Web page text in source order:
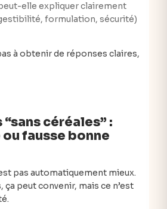
elle expliquer clairement
formulation, sécurité)
à obtenir de réponses claires,
céréales” :
fausse bonne
pas automatiquement mieux.
ça peut convenir, mais ce n’est